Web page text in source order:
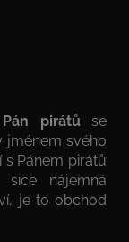
pirátůse
jménem svého
Pánem pirátů
nájemná
je to obchod